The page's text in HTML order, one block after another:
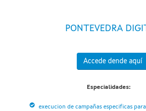
PONTEVEDRA
Accede dende aquí
Especialidades:
execucion de campañas especificas